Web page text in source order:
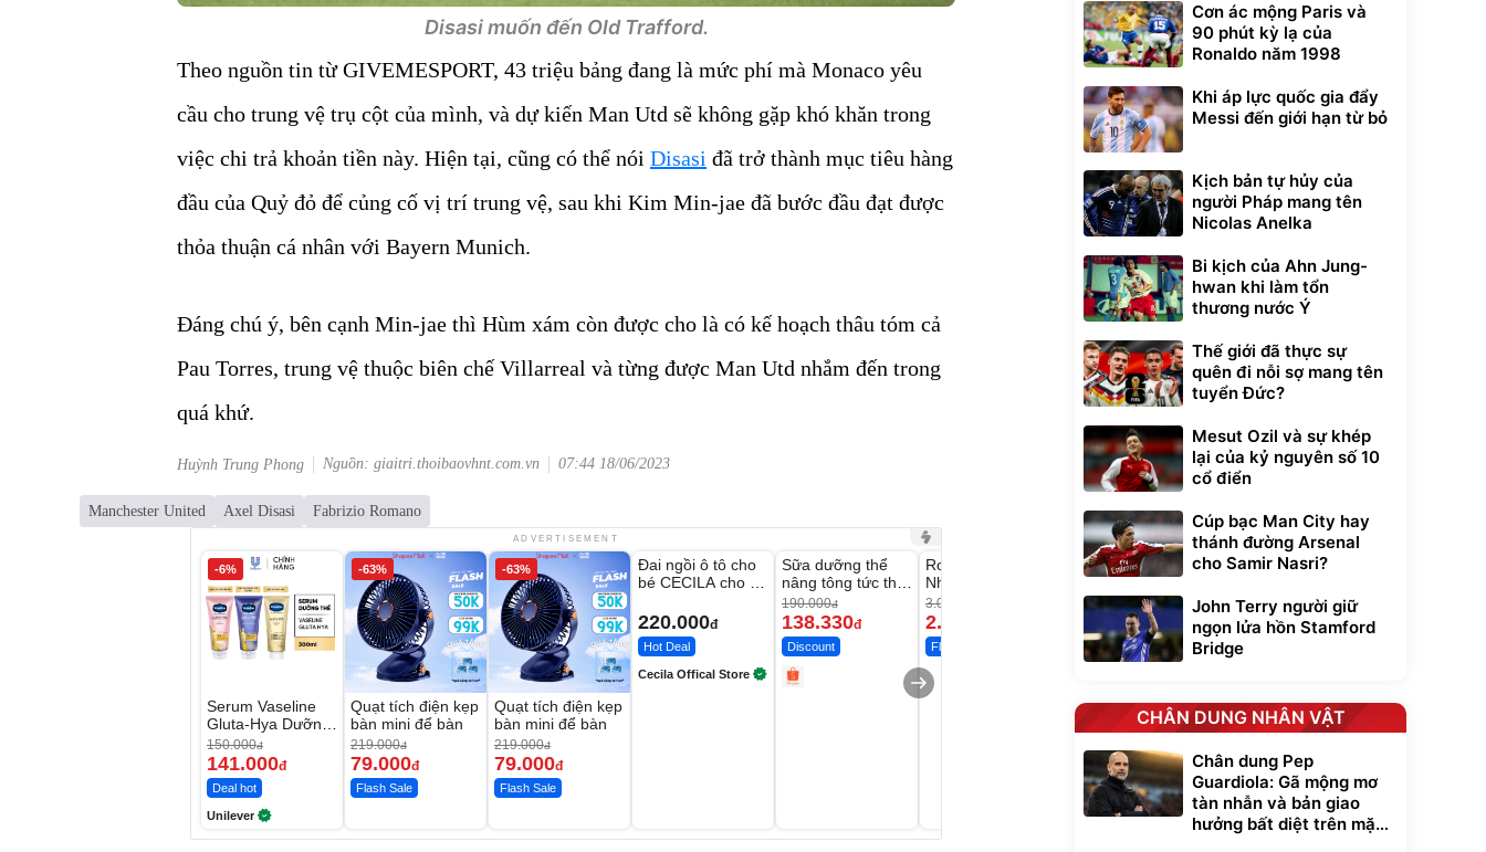
Disasi muốn đến Old Trafford.
Theo nguồn tin từ GIVEMESPORT, 43 triệu bảng đang là mức phí mà Monaco yêu
cầu cho trung vệ trụ cột của mình, và dự kiến Man Utd sẽ không gặp khó khăn trong
việc chi trả khoản tiền này. Hiện tại, cũng có thể nói Disasi đã trở thành mục tiêu hàng
đầu của Quỷ đỏ để củng cố vị trí trung vệ, sau khi Kim Min-jae đã bước đầu đạt được
thỏa thuận cá nhân với Bayern Munich.
Đáng chú ý, bên cạnh Min-jae thì Hùm xám còn được cho là có kế hoạch thâu tóm cả
Pau Torres, trung vệ thuộc biên chế Villarreal và từng được Man Utd nhắm đến trong
quá khứ.
Huỳnh Trung Phong Nguồn: giaitri.thoibaovhnt.com.vn 07:44 18/06/2023
Manchester United Axel Disasi Fabrizio Romano
ADVERTISEMENT
-6%
Serum Vaseline
Gluta-Hya Dưỡng
Da Sáng Mịn Sau
7 Ngày
150.000đ
141.000đ
Deal hot
Unilever
-63%
Quạt tích điện kẹp
bàn mini để bàn
219.000đ
79.000đ
Flash Sale
-63%
Quạt tích điện kẹp
bàn mini để bàn
219.000đ
79.000đ
Flash Sale
Đai ngồi ô tô cho
bé CECILA cho bé
220.000đ
Hot Deal
Cecila Offical Store
-27%
Sữa dưỡng thể
nâng tông tức thì
Vaseline Body
190.000đ
138.330đ
Discount
Robot Hút Bụi Lau
Nhà - D2-001 -
Thông Minh
3.000.000
2.200.000
Flash Sale
Unmute
Vali Bamozo
Khung Nhôm
9066 Size
20/24/28 Cao Cấp
1.000.000
825.000
Flash Sale
Lót ghế ôtô, nâng
lưng chống nóng
trong di chuyển
295.000đ
Đã bán nhiều
Cơn ác mộng Paris và
90 phút kỳ lạ của
Ronaldo năm 1998
Khi áp lực quốc gia đẩy
Messi đến giới hạn từ bỏ
Kịch bản tự hủy của
người Pháp mang tên
Nicolas Anelka
Bi kịch của Ahn Jung-
hwan khi làm tổn
thương nước Ý
Thế giới đã thực sự
quên đi nỗi sợ mang tên
tuyển Đức?
Mesut Ozil và sự khép
lại của kỷ nguyên số 10
cổ điển
Cúp bạc Man City hay
thánh đường Arsenal
cho Samir Nasri?
John Terry người giữ
ngọn lửa hồn Stamford
Bridge
CHÂN DUNG NHÂN VẬT
Chân dung Pep
Guardiola: Gã mộng mơ
tàn nhẫn và bản giao
hưởng bất diệt trên mặt